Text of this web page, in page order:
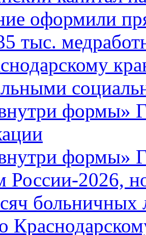
оформили
тыс.
формы»
формы»
России-2026,
больничных